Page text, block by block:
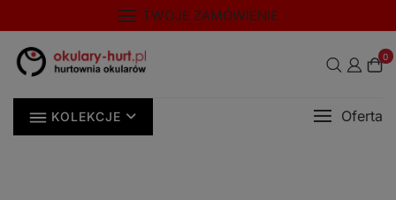
to
content
TWOJE ZAMÓWIENIE
0
KOLEKCJE Oferta
modal-check